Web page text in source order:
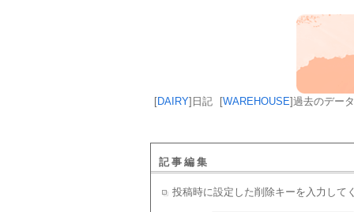
[DAIRY] 日記 [WAREHOUSE]過去のデータ
記事編集
投稿時に設定した削除キーを入力して